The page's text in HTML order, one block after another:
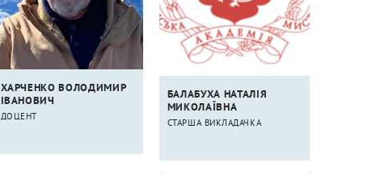
ХАРЧЕНКО ВОЛОДИМИР
ІВАНОВИЧ
ДОЦЕНТ
БАЛАБУХА НАТАЛІЯ
МИКОЛАЇВНА
СТАРША ВИКЛАДАЧКА